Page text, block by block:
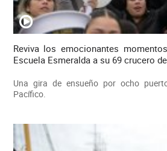
Reviva los emocionantes
Escuela Esmeralda a su 69 crucero
Una gira de ensueño por ocho
Pacífico.